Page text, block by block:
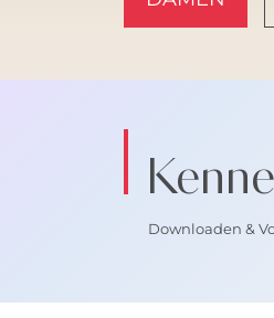
Downloaden &